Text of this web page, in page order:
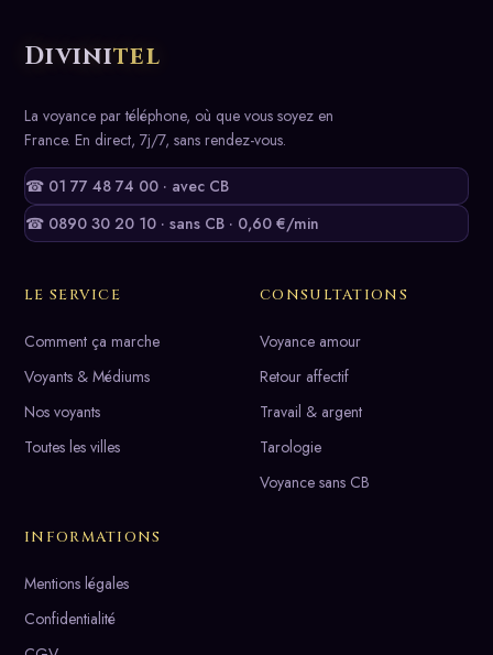
Divinitel
La voyance par téléphone, où que vous soyez en
France. En direct, 7j/7, sans rendez-vous.
☎ 01 77 48 74 00 · avec CB
☎ 0890 30 20 10 · sans CB · 0,60 €/min
LE SERVICE
Comment ça marche
Voyants & Médiums
Nos voyants
Toutes les villes
CONSULTATIONS
Voyance amour
Retour affectif
Travail & argent
Tarologie
Voyance sans CB
INFORMATIONS
Mentions légales
Confidentialité